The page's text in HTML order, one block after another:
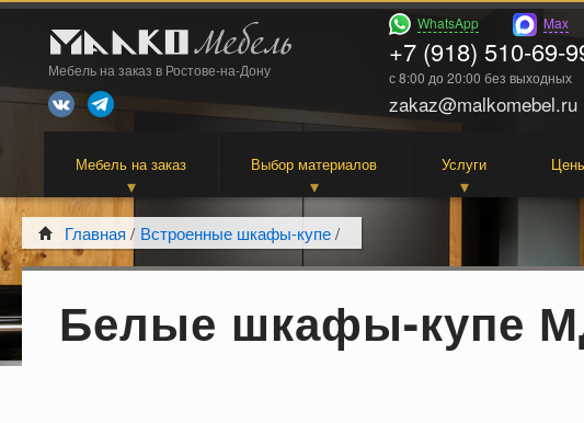
Мебель на заказ в Ростове-на-Дону
WhatsApp Max
+7 (918) 510-69-
с 8:00 до 20:00 без выходных
zakaz@malkomebel.ru
Мебель на заказ Выбор материалов Услуги
Главная / Встроенные шкафы-купе/
Белые шкафы-купе